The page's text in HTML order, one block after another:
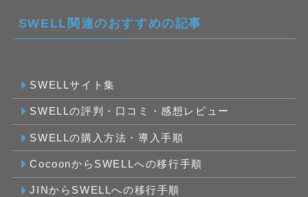
SWELL関連のおすすめの記事
SWELLサイト集
SWELLの評判・口コミ・感想レビュー
SWELLの購入方法・導入手順
CocoonからSWELLへの移行手順
JINからSWELLへの移行手順